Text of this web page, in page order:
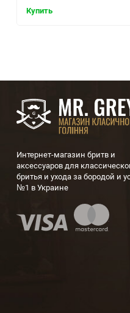
Купить
Интернет-магазин бритв и
аксессуаров для
бритья и ухода за бородой и
№1 в Украине